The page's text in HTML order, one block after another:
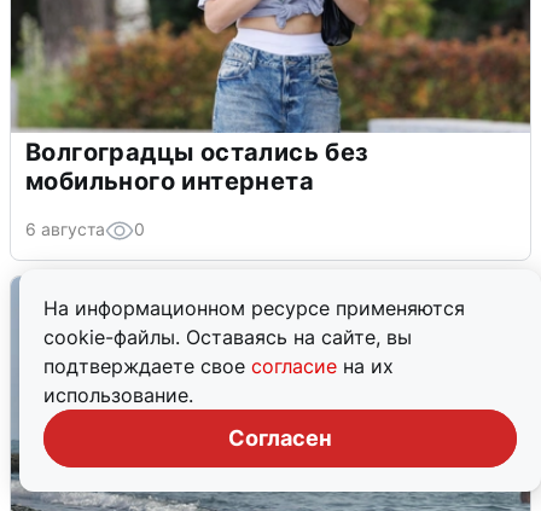
На информационном ресурсе применяются
cookie-файлы. Оставаясь на сайте, вы
подтверждаете свое согласие на их
использование.
Согласен
Волгоградцы остались без
мобильного интернета
6 августа 0